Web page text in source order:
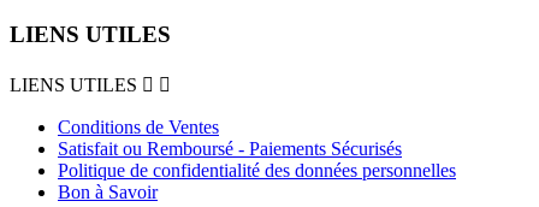
LIENS UTILES
LIENS UTILES  
Conditions de Ventes
Satisfait ou Remboursé - Paiements Sécurisés
Politique de confidentialité des données personnelles
Bon à Savoir